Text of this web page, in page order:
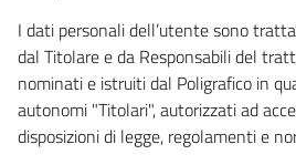
I dati personali dell’utente sono
dal Titolare e da Responsabili del
nominati e istruiti dal Poligrafico in
autonomi "Titolari", autorizzati ad
disposizioni di legge, regolamenti e